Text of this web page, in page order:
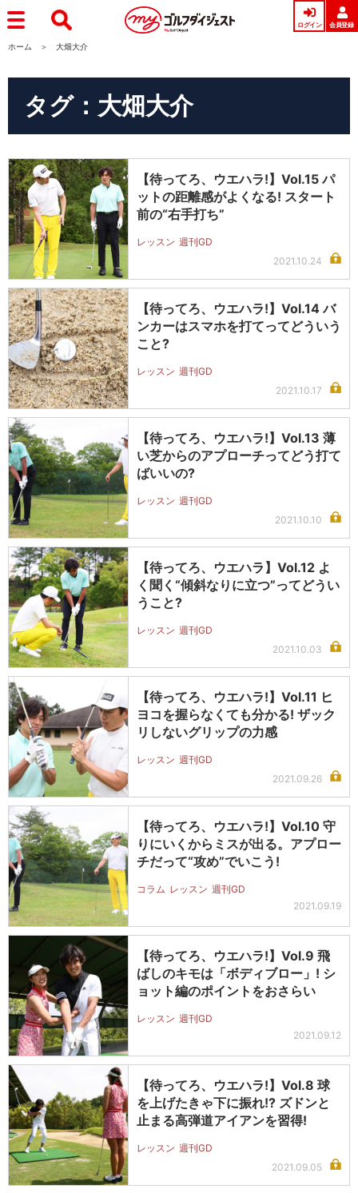
ログイン 会員登録
ホーム 大畑大介
タグ：大畑大介
【待ってろ、ウエハラ!】Vol.15 パ
ットの距離感がよくなる! スタート
前の“右手打ち”
レッスン 週刊GD
2021.10.24
【待ってろ、ウエハラ!】Vol.14 バ
ンカーはスマホを打てってどういう
こと?
レッスン 週刊GD
2021.10.17
【待ってろ、ウエハラ!】Vol.13 薄
い芝からのアプローチってどう打て
ばいいの?
レッスン 週刊GD
2021.10.10
【待ってろ、ウエハラ】Vol.12 よ
く聞く“傾斜なりに立つ”ってどうい
うこと?
レッスン 週刊GD
2021.10.03
【待ってろ、ウエハラ!】Vol.11 ヒ
ヨコを握らなくても分かる! ザック
リしないグリップの力感
レッスン 週刊GD
2021.09.26
【待ってろ、ウエハラ!】Vol.10 守
りにいくからミスが出る。アプロー
チだって“攻め”でいこう!
コラム レッスン 週刊GD
2021.09.19
【待ってろ、ウエハラ!】Vol.9 飛
ばしのキモは「ボディブロー」! シ
ョット編のポイントをおさらい
レッスン 週刊GD
2021.09.12
【待ってろ、ウエハラ!】Vol.8 球
を上げたきゃ下に振れ!? ズドンと
止まる高弾道アイアンを習得!
レッスン 週刊GD
2021.09.05